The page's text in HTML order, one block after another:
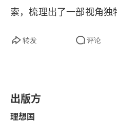
索，梳理出了一部视角独
转发 评论
出版方
理想国